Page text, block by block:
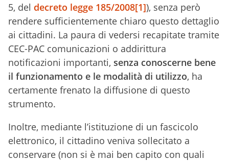
5, del decreto legge 185/2008[1]), senza però
rendere sufficientemente chiaro questo dettaglio
ai cittadini. La paura di vedersi recapitate tramite
CEC-PAC comunicazioni o addirittura
notificazioni importanti, senza conoscerne bene
il funzionamento e le modalità di utilizzo, ha
certamente frenato la diffusione di questo
strumento.
Inoltre, mediante l’istituzione di un fascicolo
elettronico, il cittadino veniva sollecitato a
conservare (non si è mai ben capito con quali